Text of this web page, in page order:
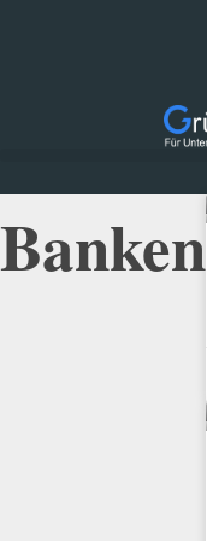
Banken